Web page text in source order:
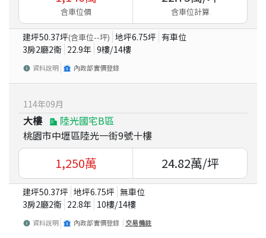
含車位價 含車位計算
建坪50.37坪(含車位--坪) 地坪6.75坪 有車位
3房2廳2衛 22.9年 9樓/14樓
資料說明 內政部實價登錄
114年09月
大樓
陸光國宅B區
桃園市中壢區陸光一街9號十樓
1,250萬 24.82萬/坪
建坪50.37坪 地坪6.75坪 無車位
3房2廳2衛 22.8年 10樓/14樓
資料說明 內政部實價登錄 交易備註